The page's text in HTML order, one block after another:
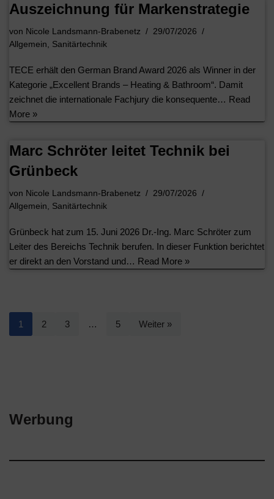
Auszeichnung für Markenstrategie
von Nicole Landsmann-Brabenetz
29/07/2026
Allgemein, Sanitärtechnik
TECE erhält den German Brand Award 2026 als Winner in der
Kategorie „Excellent Brands – Heating & Bathroom“. Damit
zeichnet die internationale Fachjury die konsequente… Read
More »
Marc Schröter leitet Technik bei
Grünbeck
von Nicole Landsmann-Brabenetz
29/07/2026
Allgemein, Sanitärtechnik
Grünbeck hat zum 15. Juni 2026 Dr.-Ing. Marc Schröter zum
Leiter des Bereichs Technik berufen. In dieser Funktion berichtet
er direkt an den Vorstand und… Read More »
1 2 3 … 5 Weiter »
Werbung